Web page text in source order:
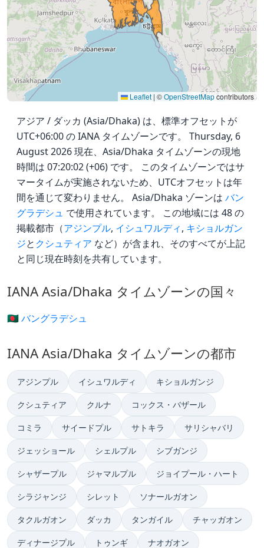
Leaflet | ©OpenStreetMapcontributors
アジア / ダッカ (Asia/Dhaka) は、標準オフセットが
UTC+06:00 の IANA タイムゾーンです。 Thursday, 6
August 2026 現在、Asia/Dhaka タイムゾーンの現地
時間は 07:20:02 (+06) です。 このタイムゾーンではサ
マータイムが実施されないため、UTCオフセットは年
間を通じて変わりません。 Asia/Dhaka ゾーンは バン
グラデシュ で使用されています。 この地域には 48 の
掲載都市（アジンプル, イシュワルディ, キショルガン
ジと クシュティア など）が含まれ、そのすべてが上記
と同じ現在時刻を共有しています。
IANA Asia/Dhaka タイムゾーンの国々
🇧🇩 バングラデシュ
IANA Asia/Dhaka タイムゾーンの都市
アジンプル イシュワルディ キショルガンジ
クシュティア クルナ コックス・バザール
コミラ サイードプル サトキラ サリシャバリ
ジェッショール シェルプル シブガンジ
シャザープル ジャマルプル ジョイプール・ハート
シラジャンジ シレット ソナールガオン
タクルガオン ダッカ タンガイル チャッガオン
ディナージプル トゥンギ ナオガオン